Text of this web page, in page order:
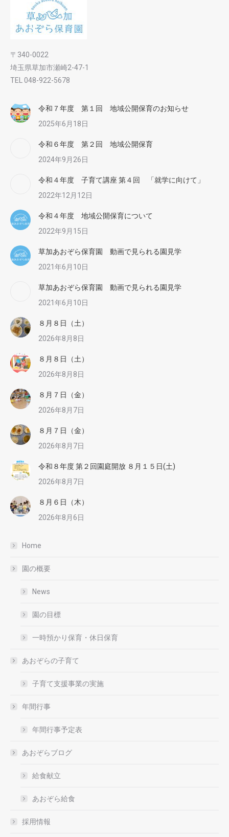
〒340-0022
埼玉県草加市瀬崎2-47-1
TEL 048-922-5678
令和７年度 第１回 地域公開保育のお知らせ
2025年6月18日
令和６年度 第２回 地域公開保育
2024年9月26日
令和４年度 子育て講座 第４回 「就学に向けて」
2022年12月12日
令和４年度 地域公開保育について
2022年9月15日
草加あおぞら保育園 動画で見られる園見学
2021年6月10日
草加あおぞら保育園 動画で見られる園見学
2021年6月10日
８月８日（土）
2026年8月8日
８月８日（土）
2026年8月8日
８月７日（金）
2026年8月7日
８月７日（金）
2026年8月7日
令和８年度 第２回園庭開放 ８月１５日(土)
2026年8月7日
８月６日（木）
2026年8月6日
Home
園の概要
News
園の目標
一時預かり保育・休日保育
あおぞらの子育て
子育て支援事業の実施
年間行事
年間行事予定表
あおぞらブログ
給食献立
あおぞら給食
採用情報